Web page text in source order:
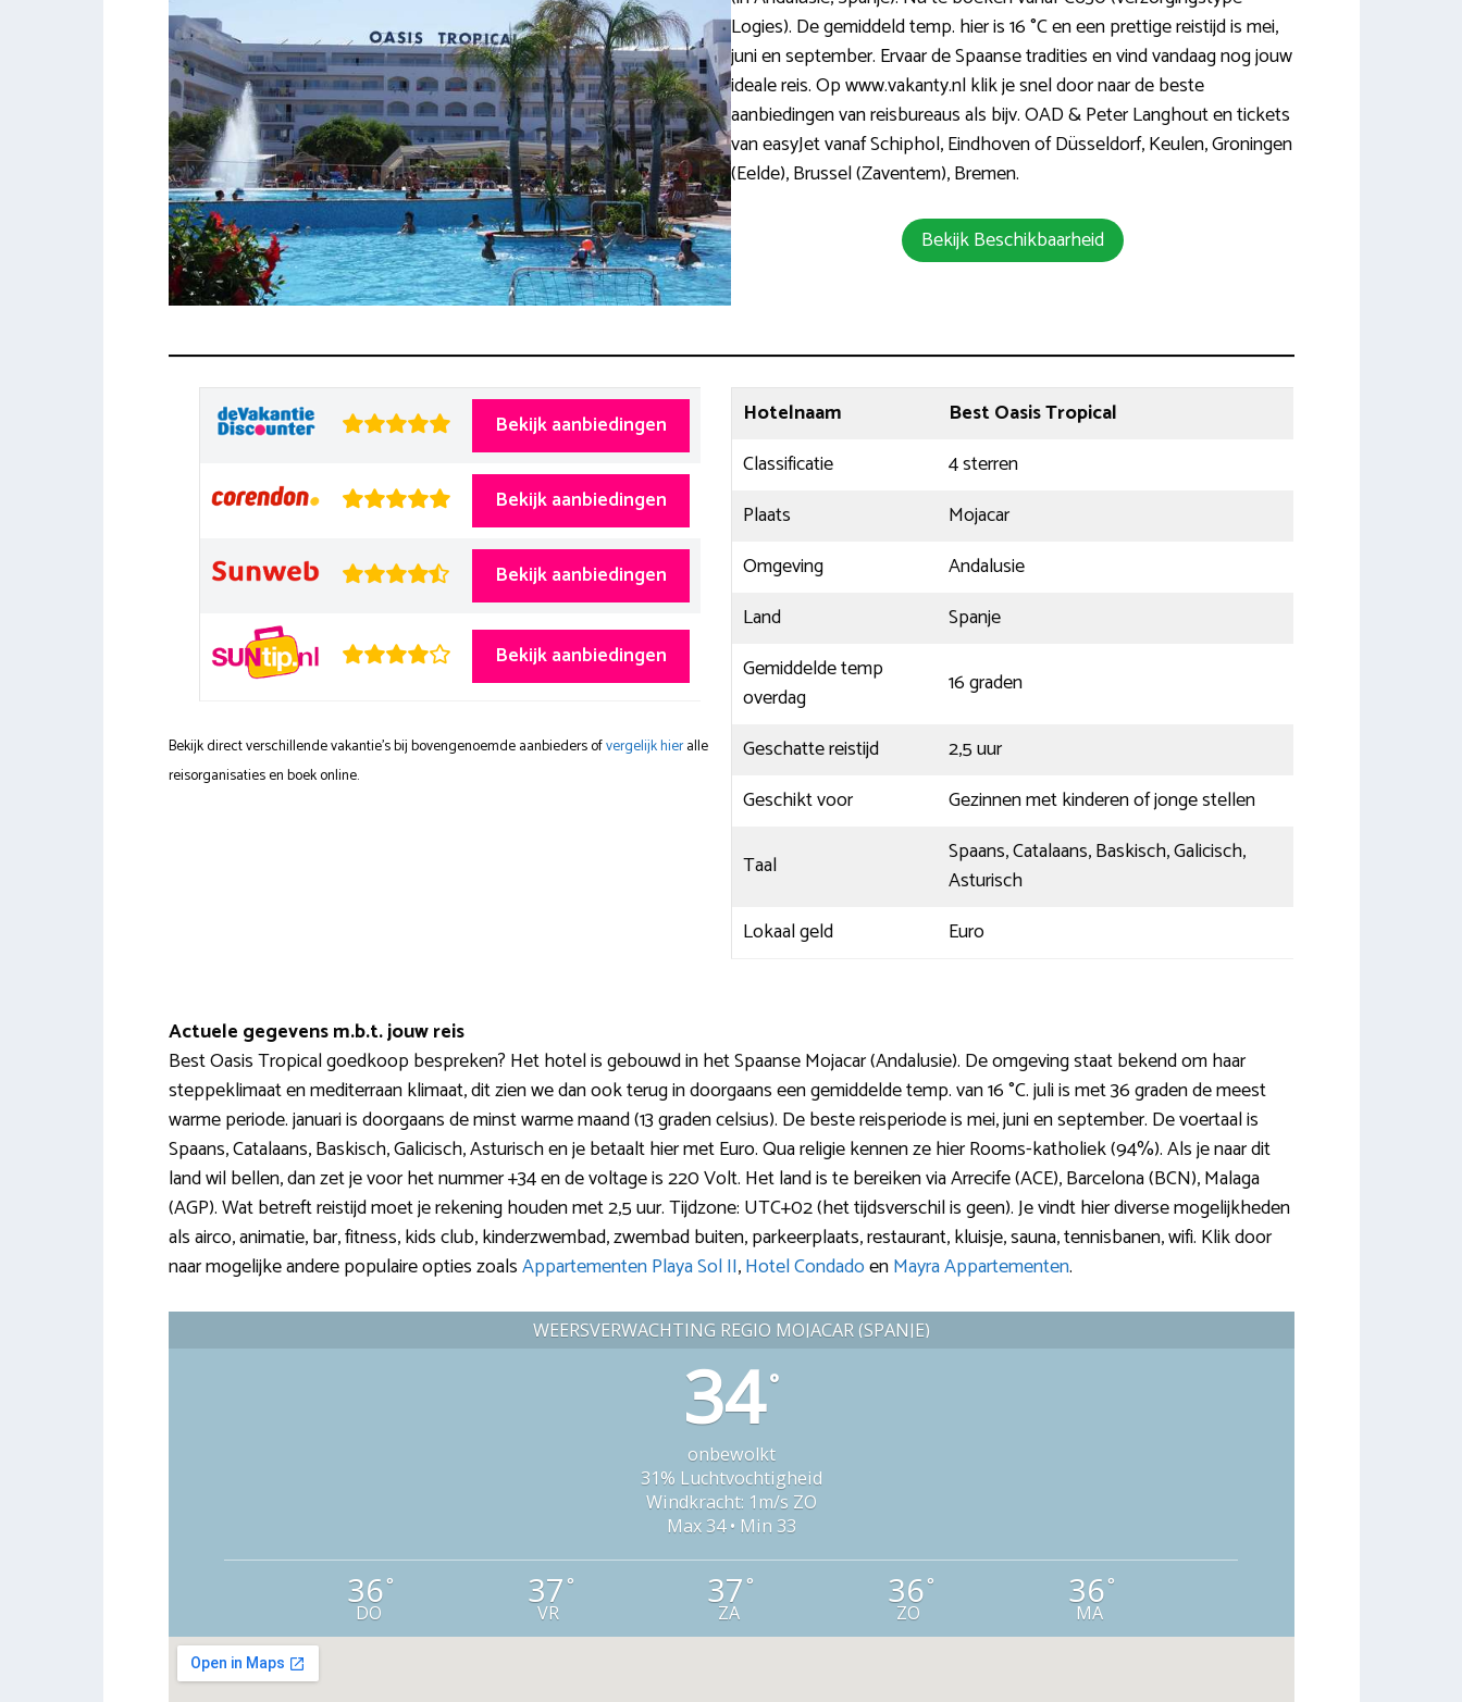
Logies). De gemiddeld temp. hier is 16 °C en een prettige reistijd is mei,
juni en september. Ervaar de Spaanse tradities en vind vandaag nog jouw
ideale reis. Op www.vakanty.nl klik je snel door naar de beste
aanbiedingen van reisbureaus als bijv. OAD & Peter Langhout en tickets
van easyJet vanaf Schiphol, Eindhoven of Düsseldorf, Keulen, Groningen
(Eelde), Brussel (Zaventem), Bremen.
Bekijk Beschikbaarheid
Bekijk aanbiedingen
Bekijk aanbiedingen
Bekijk aanbiedingen
Bekijk aanbiedingen
Bekijk direct verschillende vakantie's bij bovengenoemde aanbieders ofvergelijk hieralle
reisorganisaties en boek online.
Hotelnaam
Best Oasis Tropical
Classificatie
4 sterren
Plaats
Mojacar
Omgeving
Andalusie
Land
Spanje
Gemiddelde temp
overdag
16 graden
Geschatte reistijd
2,5 uur
Geschikt voor
Gezinnen met kinderen of jonge stellen
Taal
Spaans, Catalaans, Baskisch, Galicisch,
Asturisch
Lokaal geld
Euro
Actuele gegevens m.b.t. jouw reis
Best Oasis Tropical goedkoop bespreken? Het hotel is gebouwd in het Spaanse Mojacar (Andalusie). De omgeving staat bekend om haar
steppeklimaat en mediterraan klimaat, dit zien we dan ook terug in doorgaans een gemiddelde temp. van 16 °C. juli is met 36 graden de meest
warme periode. januari is doorgaans de minst warme maand (13 graden celsius). De beste reisperiode is mei, juni en september. De voertaal is
Spaans, Catalaans, Baskisch, Galicisch, Asturisch en je betaalt hier met Euro. Qua religie kennen ze hier Rooms-katholiek (94%). Als je naar dit
land wil bellen, dan zet je voor het nummer +34 en de voltage is 220 Volt. Het land is te bereiken via Arrecife (ACE), Barcelona (BCN), Malaga
(AGP). Wat betreft reistijd moet je rekening houden met 2,5 uur. Tijdzone: UTC+02 (het tijdsverschil is geen). Je vindt hier diverse mogelijkheden
als airco, animatie, bar, fitness, kids club, kinderzwembad, zwembad buiten, parkeerplaats, restaurant, kluisje, sauna, tennisbanen, wifi. Klik door
naar mogelijke andere populaire opties zoalsAppartementen Playa Sol II,Hotel CondadoenMayra Appartementen.
WEERSVERWACHTING REGIO MOJACAR (SPANJE)
34°
onbewolkt
31% Luchtvochtigheid
Windkracht: 1m/s ZO
Max 34 • Min 33
36°
DO
37°
VR
37°
ZA
36°
ZO
36°
MA